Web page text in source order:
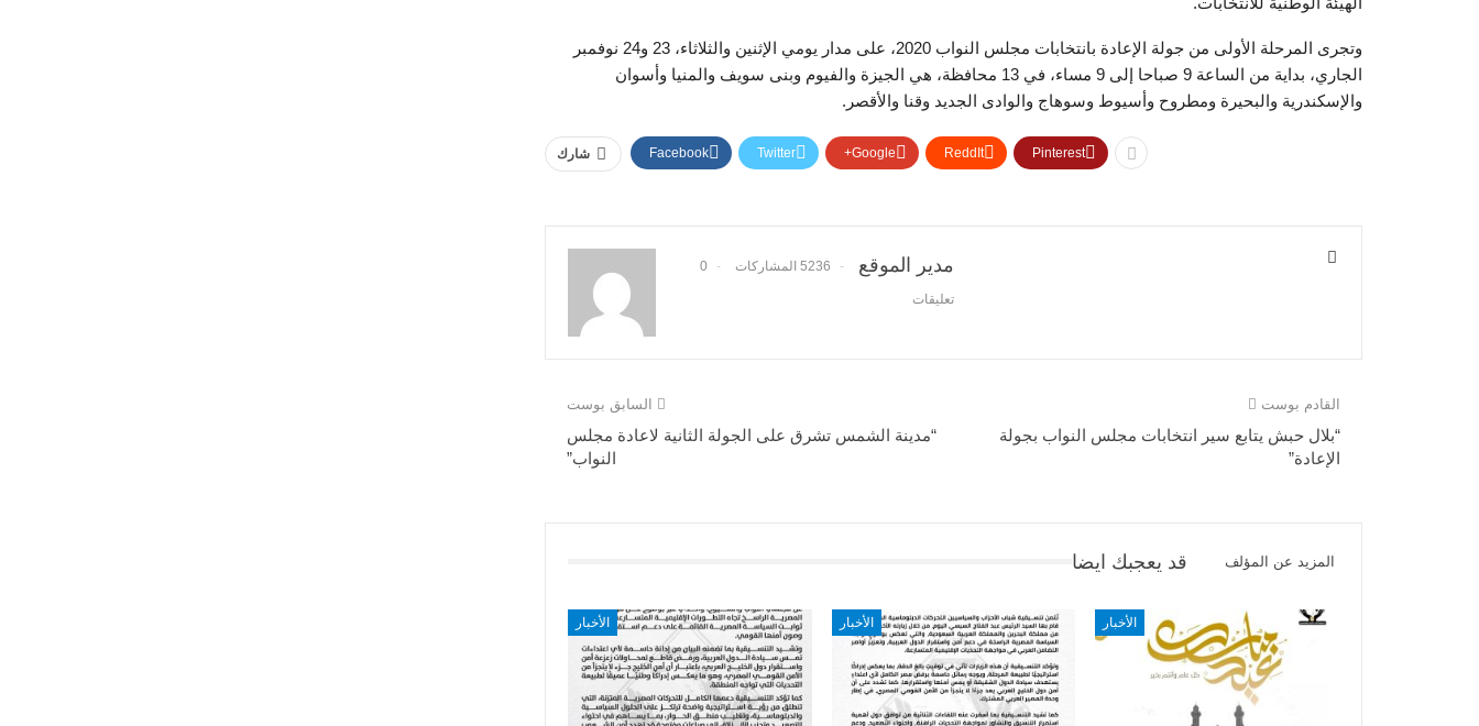
وتجرى المرحلة الأولى من جولة الإعادة بانتخابات مجلس النواب 2020، على مدار يومي الإثنين والثلاثاء، 23 و24 نوفمبر
الجاري، بداية من الساعة 9 صباحا إلى 9 مساء، في 13 محافظة، هي الجيزة والفيوم وبنى سويف والمنيا وأسوان
والإسكندرية والبحيرة ومطروح وأسيوط وسوهاج والوادى الجديد وقنا والأقصر.
شارك Facebook Twitter Google+ ReddIt Pinterest
مدير الموقع 5236 المشاركات 0
تعليقات
السابق بوست
“مدينة الشمس تشرق على الجولة الثانية لاعادة مجلس
النواب”
القادم بوست
“بلال حبش يتابع سير انتخابات مجلس النواب بجولة
الإعادة”
قد يعجبك ايضا المزيد عن المؤلف
الأخبار الأخبار الأخبار